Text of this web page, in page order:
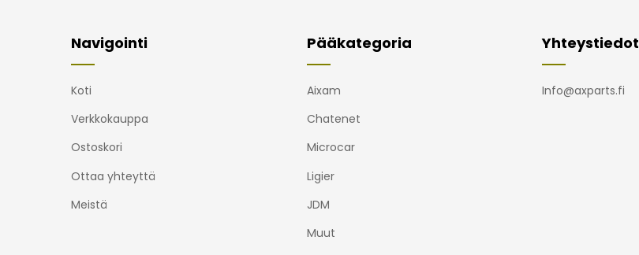
Navigointi
Koti
Verkkokauppa
Ostoskori
Ottaa yhteyttä
Meistä
Pääkategoria
Aixam
Chatenet
Microcar
Ligier
JDM
Muut
Yhteystiedot
Info@axparts.fi